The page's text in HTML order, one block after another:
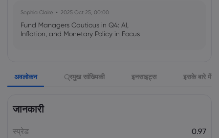
Sophia Claire 2025 Oct 25, 00:00
Fund Managers Cautious in Q4: AI,
Inflation, and Monetary Policy in Focus
US Government Shutdown Threatens
October Inflation Data Release
US-EU Relations: Russia Sanctions Unite
अवलोकन ्रमुख सांख्यिकी इनसाइट्स इसके बारे में
जानकारी
स्प्रेड 0.97